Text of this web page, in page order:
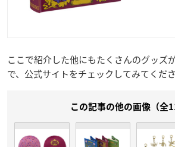
ここで紹介した他にもたくさんのグッズ
で、公式サイトをチェックしてみてくだ
この記事の他の画像（全